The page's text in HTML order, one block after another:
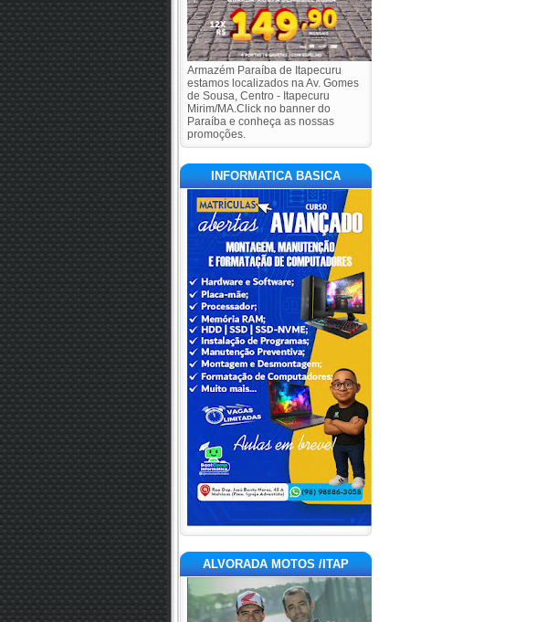
Armazém Paraíba de Itapecuru
estamos localizados na Av. Gomes
de Sousa, Centro - Itapecuru
Mirim/MA.Click no banner do
Paraíba e conheça as nossas
promoções.
INFORMATICA BASICA
ALVORADA MOTOS /ITAP